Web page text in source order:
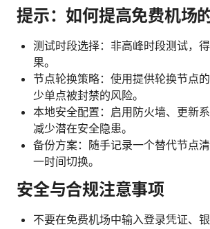
提示：如何提高免费机场
测试时段选择：非高峰时段测试，
果。
节点轮换策略：使用提供轮换节点
少单点被封禁的风险。
本地安全配置：启用防火墙、更新系
减少潜在安全隐患。
备份方案：随手记录一个替代节点
一时间切换。
安全与合规注意事项
不要在免费机场中输入登录凭证、